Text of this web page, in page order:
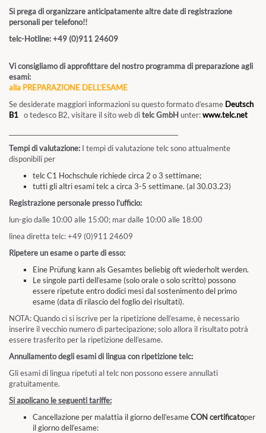
Si prega di organizzare anticipatamente altre date di registrazione
personali per telefono!!
telc-Hotline: +49 (0)911 24609
Vi consigliamo di approfittare del nostro programma di preparazione agli
esami:
alla PREPARAZIONE DELL’ESAME
Se desiderate maggiori informazioni su questo formato d’esame Deutsch
B1 o tedesco B2, visitare il sito web ditelc GmbH unter:www.telc.net
Tempi di valutazione: I tempi di valutazione telc sono attualmente
disponibili per
telc C1 Hochschule richiede circa 2 o 3 settimane;
tutti gli altri esami telc a circa 3-5 settimane. (al 30.03.23)
Registrazione personale presso l’ufficio:
lun-gio dalle 10:00 alle 15:00; mar dalle 10:00 alle 18:00
linea diretta telc: +49 (0)911 24609
Ripetere un esame o parte di esso:
Eine Prüfung kann als Gesamtes beliebig oft wiederholt werden.
Le singole parti dell’esame (solo orale o solo scritto) possono
essere ripetute entro dodici mesi dal sostenimento del primo
esame (data di rilascio del foglio dei risultati).
NOTA: Quando ci si iscrive per la ripetizione dell’esame, è necessario
inserire il vecchio numero di partecipazione; solo allora il risultato potrà
essere trasferito per la ripetizione dell’esame.
Annullamento degli esami di lingua con ripetizione telc:
Gli esami di lingua ripetuti al telc non possono essere annullati
gratuitamente.
Si applicano le seguenti tariffe:
Cancellazione per malattia il giorno dell’esameCON certificatoper
il giorno dell’esame: